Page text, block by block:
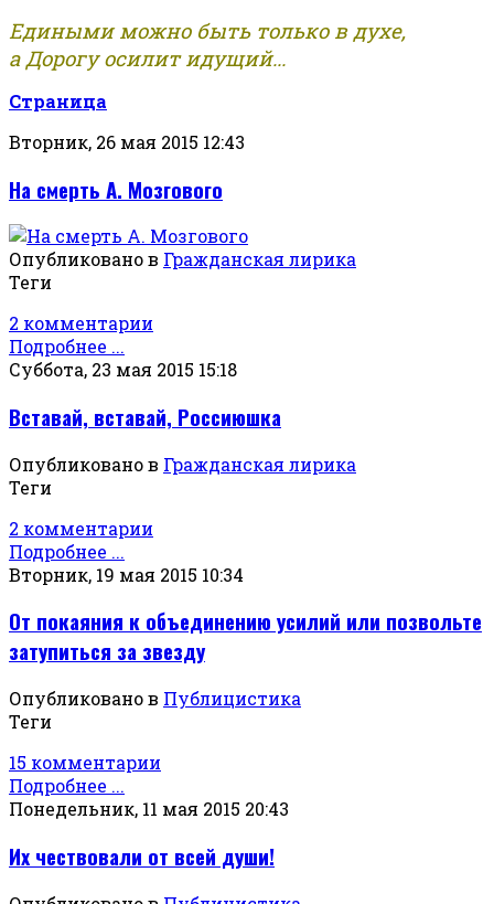
Едиными можно быть только в духе,
а Дорогу осилит идущий...
Страница
Вторник, 26 мая 2015 12:43
На смерть А. Мозгового
Опубликовано в Гражданская лирика
Теги
2 комментарии
Подробнее ...
Суббота, 23 мая 2015 15:18
Вставай, вставай, Россиюшка
Опубликовано в Гражданская лирика
Теги
2 комментарии
Подробнее ...
Вторник, 19 мая 2015 10:34
От покаяния к объединению усилий или позвольте
затупиться за звезду
Опубликовано в Публицистика
Теги
15 комментарии
Подробнее ...
Понедельник, 11 мая 2015 20:43
Их чествовали от всей души!